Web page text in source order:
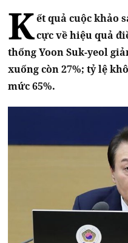
Kết quả cuộc khảo
cực về hiệu quả
thống Yoon Suk-yeol
xuống còn 27%; tỷ lệ
mức 65%.